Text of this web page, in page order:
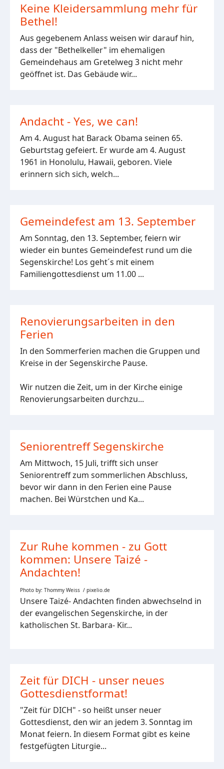
Keine Kleidersammlung mehr für
Bethel!
Aus gegebenem Anlass weisen wir darauf hin,
dass der "Bethelkeller" im ehemaligen
Gemeindehaus am Gretelweg 3 nicht mehr
geöffnet ist. Das Gebäude wir...
Andacht - Yes, we can!
Am 4. August hat Barack Obama seinen 65.
Geburtstag gefeiert. Er wurde am 4. August
1961 in Honolulu, Hawaii, geboren. Viele
erinnern sich sich, welch...
Gemeindefest am 13. September
Am Sonntag, den 13. September, feiern wir
wieder ein buntes Gemeindefest rund um die
Segenskirche! Los geht´s mit einem
Familiengottesdienst um 11.00 ...
Renovierungsarbeiten in den
Ferien
In den Sommerferien machen die Gruppen und
Kreise in der Segenskirche Pause.
Wir nutzen die Zeit, um in der Kirche einige
Renovierungsarbeiten durchzu...
Seniorentreff Segenskirche
Am Mittwoch, 15 Juli, trifft sich unser
Seniorentreff zum sommerlichen Abschluss,
bevor wir dann in den Ferien eine Pause
machen. Bei Würstchen und Ka...
Zur Ruhe kommen - zu Gott
kommen: Unsere Taizé -
Andachten!
Photo by: Thommy Weiss / pixelio.de
Unsere Taizé- Andachten finden abwechselnd in
der evangelischen Segenskirche, in der
katholischen St. Barbara- Kir...
Zeit für DICH - unser neues
Gottesdienstformat!
"Zeit für DICH" - so heißt unser neuer
Gottesdienst, den wir an jedem 3. Sonntag im
Monat feiern. In diesem Format gibt es keine
festgefügten Liturgie...